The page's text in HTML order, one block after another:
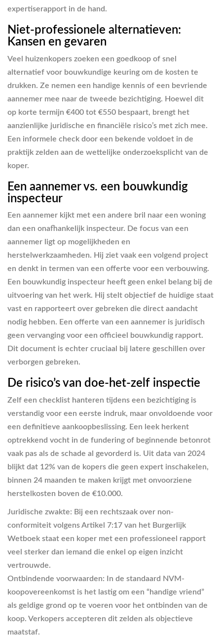
expertiserapport in de hand.
Niet-professionele alternatieven:
Kansen en gevaren
Veel huizenkopers zoeken een goedkoop of snel
alternatief voor bouwkundige keuring om de kosten te
drukken. Ze nemen een handige kennis of een bevriende
aannemer mee naar de tweede bezichtiging. Hoewel dit
op korte termijn €400 tot €550 bespaart, brengt het
aanzienlijke juridische en financiële risico’s met zich mee.
Een informele check door een bekende voldoet in de
praktijk zelden aan de wettelijke onderzoeksplicht van de
koper.
Een aannemer vs. een bouwkundig
inspecteur
Een aannemer kijkt met een andere bril naar een woning
dan een onafhankelijk inspecteur. De focus van een
aannemer ligt op mogelijkheden en
herstelwerkzaamheden. Hij ziet vaak een volgend project
en denkt in termen van een offerte voor een verbouwing.
Een bouwkundig inspecteur heeft geen enkel belang bij de
uitvoering van het werk. Hij stelt objectief de huidige staat
vast en rapporteert over gebreken die direct aandacht
nodig hebben. Een offerte van een aannemer is juridisch
geen vervanging voor een officieel bouwkundig rapport.
Dit document is echter cruciaal bij latere geschillen over
verborgen gebreken.
De risico’s van doe-het-zelf inspectie
Zelf een checklist hanteren tijdens een bezichtiging is
verstandig voor een eerste indruk, maar onvoldoende voor
een definitieve aankoopbeslissing. Een leek herkent
optrekkend vocht in de fundering of beginnende betonrot
vaak pas als de schade al gevorderd is. Uit data van 2024
blijkt dat 12% van de kopers die geen expert inschakelen,
binnen 24 maanden te maken krijgt met onvoorziene
herstelkosten boven de €10.000.
Juridische zwakte: Bij een rechtszaak over non-
conformiteit volgens Artikel 7:17 van het Burgerlijk
Wetboek staat een koper met een professioneel rapport
veel sterker dan iemand die enkel op eigen inzicht
vertrouwde.
Ontbindende voorwaarden: In de standaard NVM-
koopovereenkomst is het lastig om een “handige vriend”
als geldige grond op te voeren voor het ontbinden van de
koop. Verkopers accepteren dit zelden als objectieve
maatstaf.